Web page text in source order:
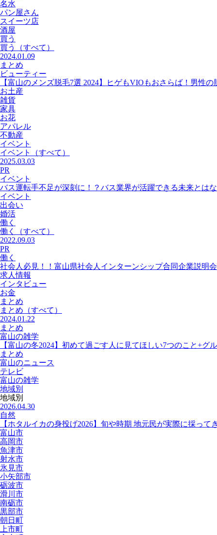
名水
パン屋さん
スイーツ店
酒屋
買う
買う
（すべて）
2024.01.09
まとめ
ビューティー
【富山のメンズ脱毛7選 2024】ヒゲもVIOもおさらば！男性
お土産
雑貨
家具
お花
アパレル
不動産
イベント
イベント
（すべて）
2025.03.03
PR
イベント
バス運転手不足が深刻に！？バス業界が活躍できる未来とは
イベント
出会い
婚活
働く
働く
（すべて）
2022.09.03
PR
働く
社会人必見！！富山県社会人インターンシップ合同企業説明会
求人情報
インタビュー
お金
まとめ
まとめ （すべて）
2024.01.22
まとめ
富山の雑学
【富山の冬2024】初めて過ごす人に見てほしい7つのこと+グ
まとめ
富山のニュース
テレビ
富山の雑学
地域別
地域別
2026.04.30
自然
【ホタルイカの身投げ2026】旬や時期 地元民が実際に採って
富山市
高岡市
魚津市
射水市
氷見市
小矢部市
砺波市
滑川市
南砺市
黒部市
朝日町
上市町